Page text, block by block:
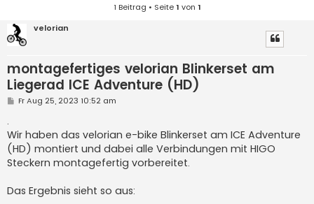
1 Beitrag • Seite1 von 1
velorian
montagefertiges velorian Blinkerset am
Liegerad ICE Adventure (HD)
B
r
a
g
Fr Aug 25, 2023 10:52 am
.
Wir haben das velorian e-bike Blinkerset am ICE Adventure
(HD) montiert und dabei alle Verbindungen mit HIGO
Steckern montagefertig vorbereitet.
Das Ergebnis sieht so aus: